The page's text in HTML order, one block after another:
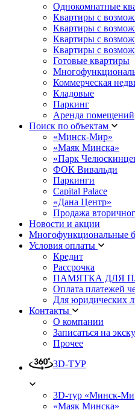
Однокомнатные
Квартиры с
Квартиры с
Квартиры с
Квартиры с
Готовые квартиры
Коммерческая
Кладовые
Паркинг
Аренда помещений
Поиск по объектам
«Минск-Мир»
«Маяк Минска»
«Парк
ФОК Вивальди
Паркинги
Capital Palace
«Дана Центр»
Продажа
Новости и акции
Многофункциональные
Условия оплаты
Кредит
Рассрочка
ПАМЯТКА ДЛЯ
Оплата платежей
Для юридических
Контакты
О компании
Записаться на
Прочее
3D-ТУР
3D-тур «Минск-
«Маяк Минска»